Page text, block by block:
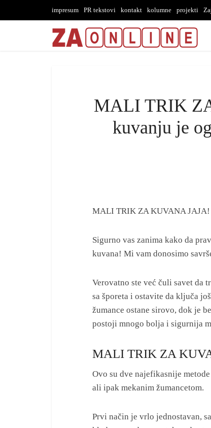
impresum PR tekstovi kontakt kolumne projekti
MALI TRIK
kuvanju je
MALI TRIK ZA KUVANA JAJA!
Sigurno vas zanima kako da
kuvana! Mi vam donosimo
Verovatno ste već čuli savet da
sa šporeta i ostavite da ključa
žumance ostane sirovo, dok je
postoji mnogo bolja i sigurnija
MALI TRIK ZA
Ovo su dve najefikasnije
ali ipak mekanim žumancetom.
Prvi način je vrlo jednostavan,